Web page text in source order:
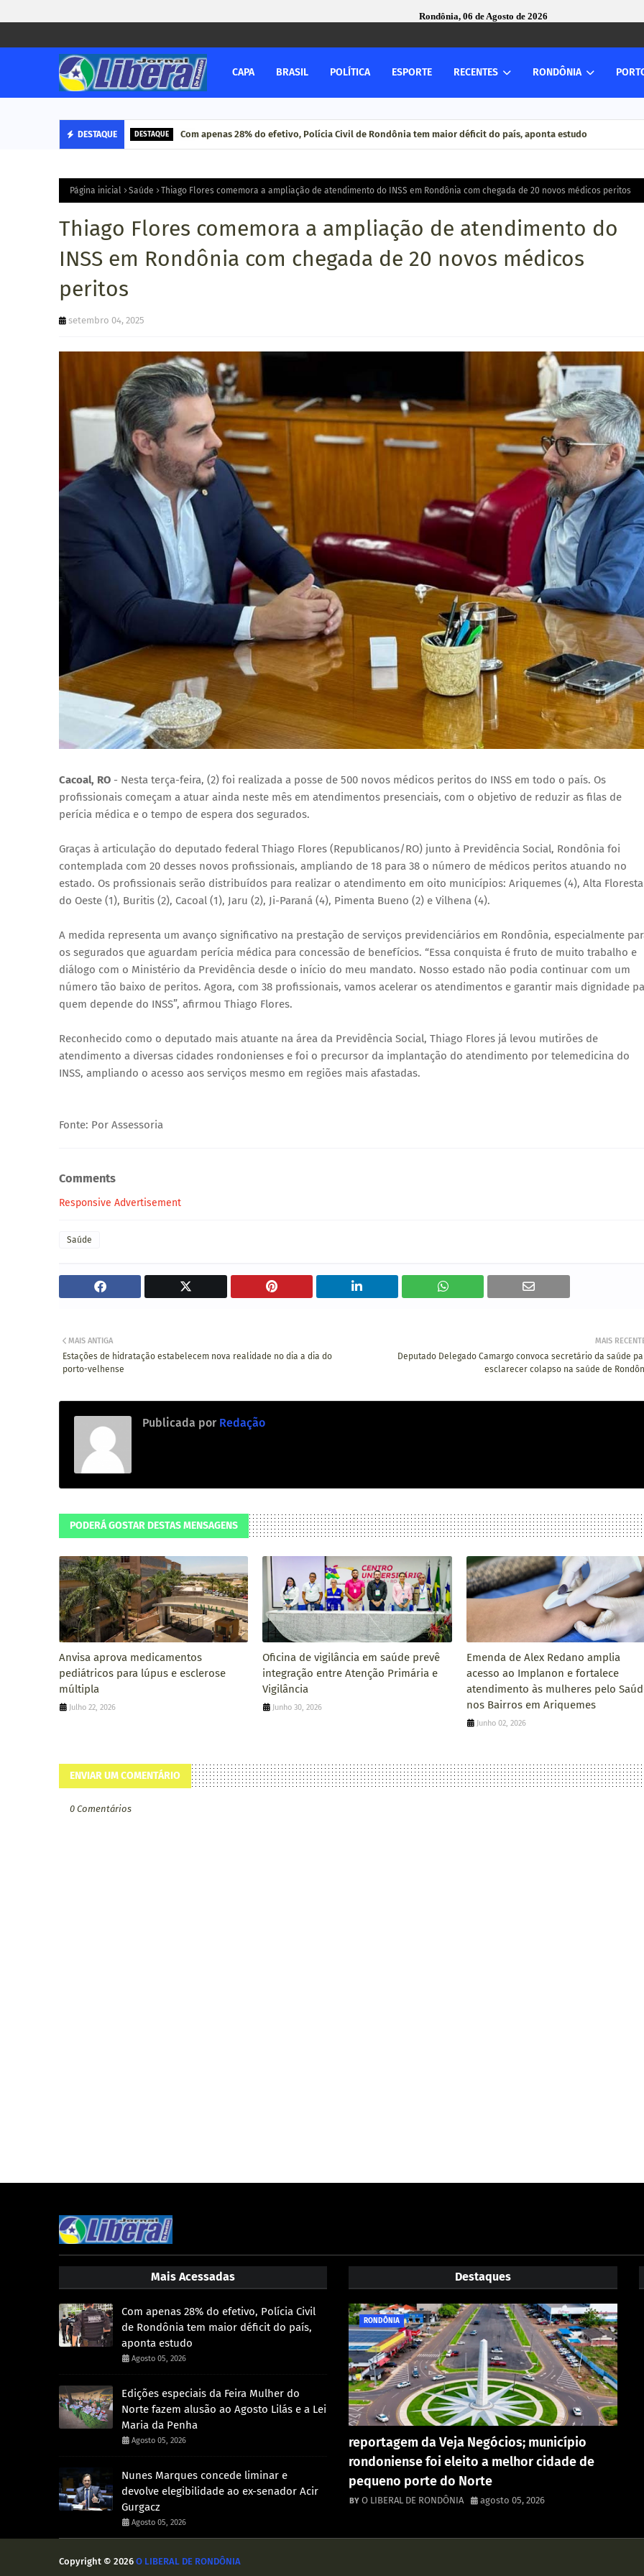
Rondônia, 06 de Agosto de 2026
CAPA BRASIL POLÍTICA ESPORTE RECENTES RONDÔNIA
DESTAQUE DESTAQUE Com apenas 28% do efetivo, Polícia Civil de Rondônia tem maior déficit do país, aponta estudo
Página inicial Saúde Thiago Flores comemora a ampliação de atendimento do INSS em Rondônia com chegada de 20 novos médicos peritos
Thiago Flores comemora a ampliação de atendimento do
INSS em Rondônia com chegada de 20 novos médicos
peritos
setembro 04, 2025
Cacoal, RO - Nesta terça-feira, (2) foi realizada a posse de 500 novos médicos peritos do INSS em todo o país. Os
profissionais começam a atuar ainda neste mês em atendimentos presenciais, com o objetivo de reduzir as filas de
perícia médica e o tempo de espera dos segurados.
Graças à articulação do deputado federal Thiago Flores (Republicanos/RO) junto à Previdência Social, Rondônia foi
contemplada com 20 desses novos profissionais, ampliando de 18 para 38 o número de médicos peritos atuando no
estado. Os profissionais serão distribuídos para realizar o atendimento em oito municípios: Ariquemes (4), Alta Floresta
do Oeste (1), Buritis (2), Cacoal (1), Jaru (2), Ji-Paraná (4), Pimenta Bueno (2) e Vilhena (4).
A medida representa um avanço significativo na prestação de serviços previdenciários em Rondônia, especialmente
os segurados que aguardam perícia médica para concessão de benefícios. “Essa conquista é fruto de muito trabalho e
diálogo com o Ministério da Previdência desde o início do meu mandato. Nosso estado não podia continuar com um
número tão baixo de peritos. Agora, com 38 profissionais, vamos acelerar os atendimentos e garantir mais dignidade
quem depende do INSS”, afirmou Thiago Flores.
Reconhecido como o deputado mais atuante na área da Previdência Social, Thiago Flores já levou mutirões de
atendimento a diversas cidades rondonienses e foi o precursor da implantação do atendimento por telemedicina do
INSS, ampliando o acesso aos serviços mesmo em regiões mais afastadas.
Fonte: Por Assessoria
Comments
Responsive Advertisement
Saúde
MAIS
Deputado Delegado Camargo convoca secretário da saúde
esclarecer colapso na saúde de
MAIS ANTIGA
Estações de hidratação estabelecem nova realidade no dia a dia do
porto-velhense
Publicada por Redação
PODERÁ GOSTAR DESTAS MENSAGENS
Anvisa aprova medicamentos
pediátricos para lúpus e esclerose
múltipla
Julho 22, 2026
Oficina de vigilância em saúde prevê
integração entre Atenção Primária e
Vigilância
Junho 30, 2026
Emenda de Alex Redano amplia
acesso ao Implanon e fortalece
atendimento às mulheres pelo
nos Bairros em Ariquemes
Junho 02, 2026
ENVIAR UM COMENTÁRIO
0 Comentários
Mais Acessadas
Com apenas 28% do efetivo, Polícia Civil
de Rondônia tem maior déficit do país,
aponta estudo
Agosto 05, 2026
Edições especiais da Feira Mulher do
Norte fazem alusão ao Agosto Lilás e a Lei
Maria da Penha
Agosto 05, 2026
Nunes Marques concede liminar e
devolve elegibilidade ao ex-senador Acir
Gurgacz
Agosto 05, 2026
Destaques
RONDÔNIA
reportagem da Veja Negócios; município
rondoniense foi eleito a melhor cidade de
pequeno porte do Norte
O LIBERAL DE RONDÔNIA agosto 05, 2026
Copyright © 2026 O LIBERAL DE RONDÔNIA